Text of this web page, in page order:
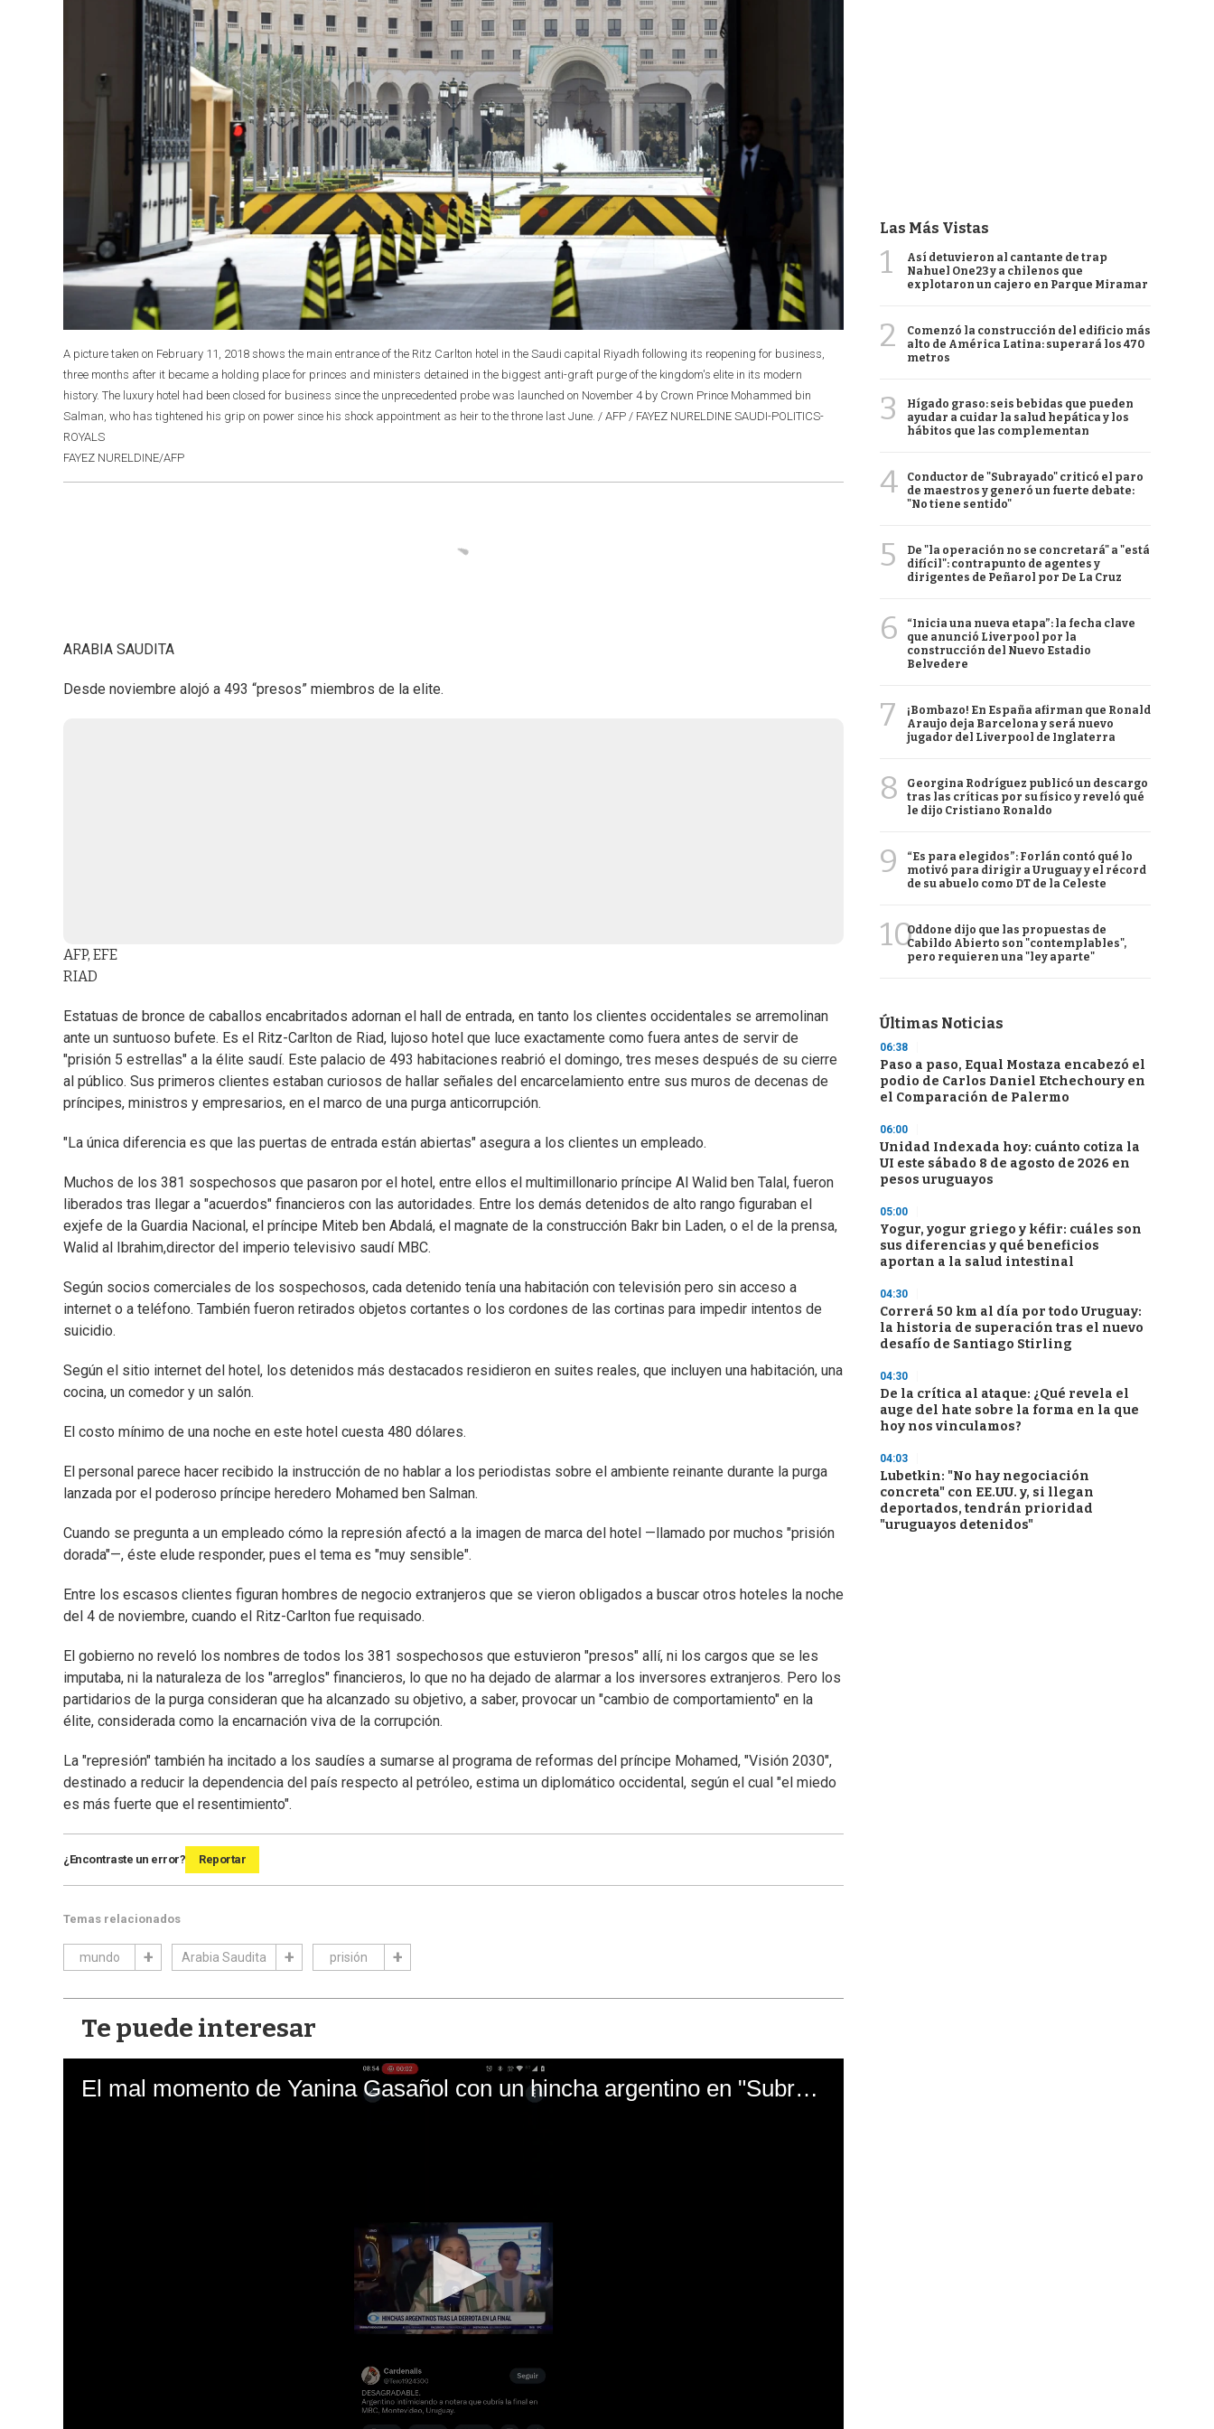
A picture taken on February 11, 2018 shows the main entrance of the Ritz Carlton hotel in the Saudi capital Riyadh following its reopening for business,
three months after it became a holding place for princes and ministers detained in the biggest anti-graft purge of the kingdom's elite in its modern
history. The luxury hotel had been closed for business since the unprecedented probe was launched on November 4 by Crown Prince Mohammed bin
Salman, who has tightened his grip on power since his shock appointment as heir to the throne last June. / AFP / FAYEZ NURELDINE SAUDI-POLITICS-
ROYALS
FAYEZ NURELDINE/AFP
ARABIA SAUDITA
Desde noviembre alojó a 493 “presos” miembros de la elite.
AFP, EFE
RIAD
Estatuas de bronce de caballos encabritados adornan el hall de entrada, en tanto los clientes occidentales se arremolinan
ante un suntuoso bufete. Es el Ritz-Carlton de Riad, lujoso hotel que luce exactamente como fuera antes de servir de
"prisión 5 estrellas" a la élite saudí. Este palacio de 493 habitaciones reabrió el domingo, tres meses después de su cierre
al público. Sus primeros clientes estaban curiosos de hallar señales del encarcelamiento entre sus muros de decenas de
príncipes, ministros y empresarios, en el marco de una purga anticorrupción.
"La única diferencia es que las puertas de entrada están abiertas" asegura a los clientes un empleado.
Muchos de los 381 sospechosos que pasaron por el hotel, entre ellos el multimillonario príncipe Al Walid ben Talal, fueron
liberados tras llegar a "acuerdos" financieros con las autoridades. Entre los demás detenidos de alto rango figuraban el
exjefe de la Guardia Nacional, el príncipe Miteb ben Abdalá, el magnate de la construcción Bakr bin Laden, o el de la prensa,
Walid al Ibrahim,director del imperio televisivo saudí MBC.
Según socios comerciales de los sospechosos, cada detenido tenía una habitación con televisión pero sin acceso a
internet o a teléfono. También fueron retirados objetos cortantes o los cordones de las cortinas para impedir intentos de
suicidio.
Según el sitio internet del hotel, los detenidos más destacados residieron en suites reales, que incluyen una habitación, una
cocina, un comedor y un salón.
El costo mínimo de una noche en este hotel cuesta 480 dólares.
El personal parece hacer recibido la instrucción de no hablar a los periodistas sobre el ambiente reinante durante la purga
lanzada por el poderoso príncipe heredero Mohamed ben Salman.
Cuando se pregunta a un empleado cómo la represión afectó a la imagen de marca del hotel —llamado por muchos "prisión
dorada"—, éste elude responder, pues el tema es "muy sensible".
Entre los escasos clientes figuran hombres de negocio extranjeros que se vieron obligados a buscar otros hoteles la noche
del 4 de noviembre, cuando el Ritz-Carlton fue requisado.
El gobierno no reveló los nombres de todos los 381 sospechosos que estuvieron "presos" allí, ni los cargos que se les
imputaba, ni la naturaleza de los "arreglos" financieros, lo que no ha dejado de alarmar a los inversores extranjeros. Pero los
partidarios de la purga consideran que ha alcanzado su objetivo, a saber, provocar un "cambio de comportamiento" en la
élite, considerada como la encarnación viva de la corrupción.
La "represión" también ha incitado a los saudíes a sumarse al programa de reformas del príncipe Mohamed, "Visión 2030",
destinado a reducir la dependencia del país respecto al petróleo, estima un diplomático occidental, según el cual "el miedo
es más fuerte que el resentimiento".
¿Encontraste un error? Reportar
Temas relacionados
mundo Arabia Saudita prisión
Te puede interesar
El mal momento de Yanina Gasañol con un hincha argentino en "Subrayado"
Las Más Vistas
1
Así detuvieron al cantante de trap
Nahuel One23 y a chilenos que
explotaron un cajero en Parque Miramar
2
Comenzó la construcción del edificio más
alto de América Latina: superará los 470
metros
3
Hígado graso: seis bebidas que pueden
ayudar a cuidar la salud hepática y los
hábitos que las complementan
4
Conductor de "Subrayado" criticó el paro
de maestros y generó un fuerte debate:
"No tiene sentido"
5
De "la operación no se concretará" a "está
difícil": contrapunto de agentes y
dirigentes de Peñarol por De La Cruz
6
“Inicia una nueva etapa”: la fecha clave
que anunció Liverpool por la
construcción del Nuevo Estadio
Belvedere
7
¡Bombazo! En España afirman que Ronald
Araujo deja Barcelona y será nuevo
jugador del Liverpool de Inglaterra
8
Georgina Rodríguez publicó un descargo
tras las críticas por su físico y reveló qué
le dijo Cristiano Ronaldo
9
“Es para elegidos”: Forlán contó qué lo
motivó para dirigir a Uruguay y el récord
de su abuelo como DT de la Celeste
10Oddone dijo que las propuestas de
Cabildo Abierto son "contemplables",
pero requieren una "ley aparte"
Últimas Noticias
06:38
Paso a paso, Equal Mostaza encabezó el
podio de Carlos Daniel Etchechoury en
el Comparación de Palermo
06:00
Unidad Indexada hoy: cuánto cotiza la
UI este sábado 8 de agosto de 2026 en
pesos uruguayos
05:00
Yogur, yogur griego y kéfir: cuáles son
sus diferencias y qué beneficios
aportan a la salud intestinal
04:30
Correrá 50 km al día por todo Uruguay:
la historia de superación tras el nuevo
desafío de Santiago Stirling
04:30
De la crítica al ataque: ¿Qué revela el
auge del hate sobre la forma en la que
hoy nos vinculamos?
04:03
Lubetkin: "No hay negociación
concreta" con EE.UU. y, si llegan
deportados, tendrán prioridad
"uruguayos detenidos"